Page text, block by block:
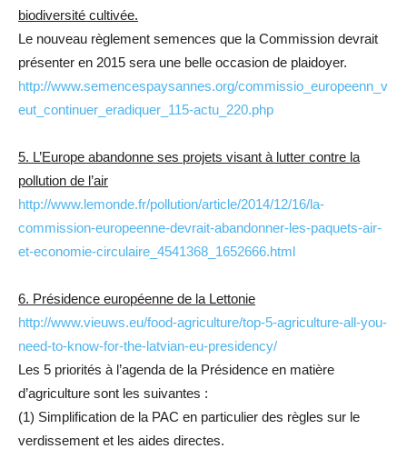
biodiversité cultivée.
Le nouveau règlement semences que la Commission devrait
présenter en 2015 sera une belle occasion de plaidoyer.
http://www.semencespaysannes.org/commissio_europeenn_v
eut_continuer_eradiquer_115-actu_220.php
5. L’Europe abandonne ses projets visant à lutter contre la
pollution de l’air
http://www.lemonde.fr/pollution/article/2014/12/16/la-
commission-europeenne-devrait-abandonner-les-paquets-air-
et-economie-circulaire_4541368_1652666.html
6. Présidence européenne de la Lettonie
http://www.vieuws.eu/food-agriculture/top-5-agriculture-all-you-
need-to-know-for-the-latvian-eu-presidency/
Les 5 priorités à l’agenda de la Présidence en matière
d’agriculture sont les suivantes :
(1) Simplification de la PAC en particulier des règles sur le
verdissement et les aides directes.